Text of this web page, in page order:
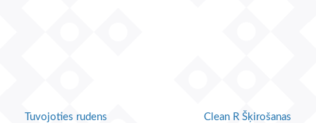
Tuvojoties rudens
Clean R Šķirošanas